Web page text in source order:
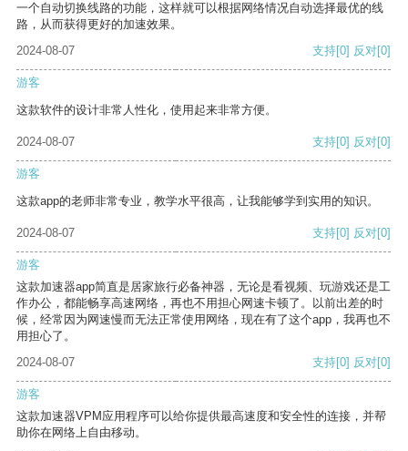
一个自动切换线路的功能，这样就可以根据网络情况自动选择最优的线
路，从而获得更好的加速效果。
2024-08-07
支持[0] 反对[0]
游客
这款软件的设计非常人性化，使用起来非常方便。
2024-08-07 支持[0] 反对[0]
游客
这款app的老师非常专业，教学水平很高，让我能够学到实用的知识。
2024-08-07 支持[0] 反对[0]
游客
这款加速器app简直是居家旅行必备神器，无论是看视频、玩游戏还是工
作办公，都能畅享高速网络，再也不用担心网速卡顿了。以前出差的时
候，经常因为网速慢而无法正常使用网络，现在有了这个app，我再也不
用担心了。
2024-08-07
支持[0] 反对[0]
游客
这款加速器VPM应用程序可以给你提供最高速度和安全性的连接，并帮
助你在网络上自由移动。